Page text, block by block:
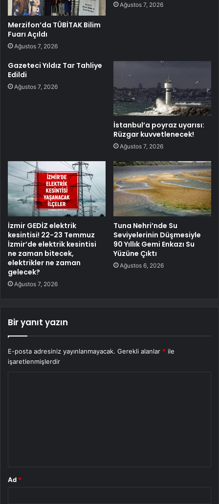
Merzifon’da TÜBİTAK Bilim
Fuarı Açıldı
Ağustos 7, 2026
Ağustos 7, 2026
Gazeteci Yıldız Tar Tahliye
Edildi
Ağustos 7, 2026
İstanbul’a poyraz uyarısı:
Rüzgar kuvvetlenecek!
Ağustos 7, 2026
İzmir GEDİZ elektrik
kesintisi! 22-23 Temmuz
İzmir’de elektrik kesintisi
ne zaman bitecek,
elektrikler ne zaman
gelecek?
Ağustos 7, 2026
Tuna Nehri’nde Su
Seviyelerinin Düşmesiyle
90 Yıllık Gemi Enkazı Su
Yüzüne Çıktı
Ağustos 6, 2026
Bir yanıt yazın
E-posta adresiniz yayınlanmayacak. Gerekli alanlar * ile
işaretlenmişlerdir
Ad *